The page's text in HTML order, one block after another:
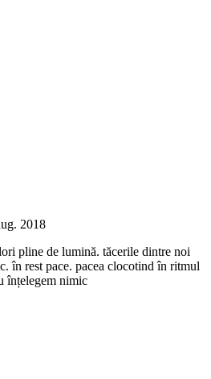
2018
pline de lumină. tăcerile dintre noi
în rest pace. pacea clocotind în ritmul
înțelegem nimic